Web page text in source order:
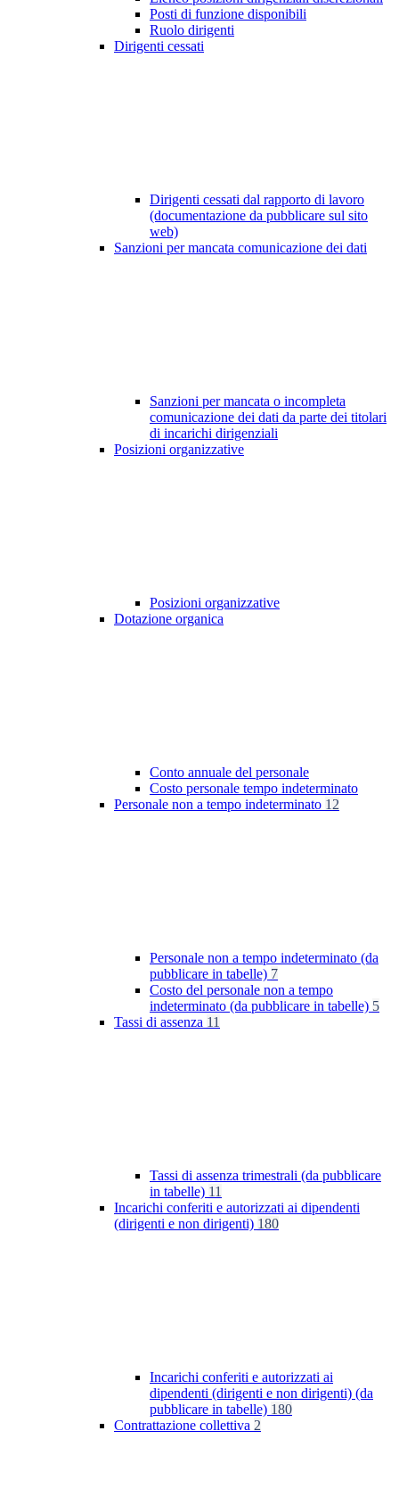
Posti di funzione disponibili
Ruolo dirigenti
Dirigenti cessati
Dirigenti cessati dal rapporto di lavoro
(documentazione da pubblicare sul sito
web)
Sanzioni per mancata comunicazione dei dati
Sanzioni per mancata o incompleta
comunicazione dei dati da parte dei titolari
di incarichi dirigenziali
Posizioni organizzative
Posizioni organizzative
Dotazione organica
Conto annuale del personale
Costo personale tempo indeterminato
Personale non a tempo indeterminato 12
Personale non a tempo indeterminato (da
pubblicare in tabelle) 7
Costo del personale non a tempo
indeterminato (da pubblicare in tabelle) 5
Tassi di assenza 11
Tassi di assenza trimestrali (da pubblicare
in tabelle) 11
Incarichi conferiti e autorizzati ai dipendenti
(dirigenti e non dirigenti) 180
Incarichi conferiti e autorizzati ai
dipendenti (dirigenti e non dirigenti) (da
pubblicare in tabelle) 180
Contrattazione collettiva 2